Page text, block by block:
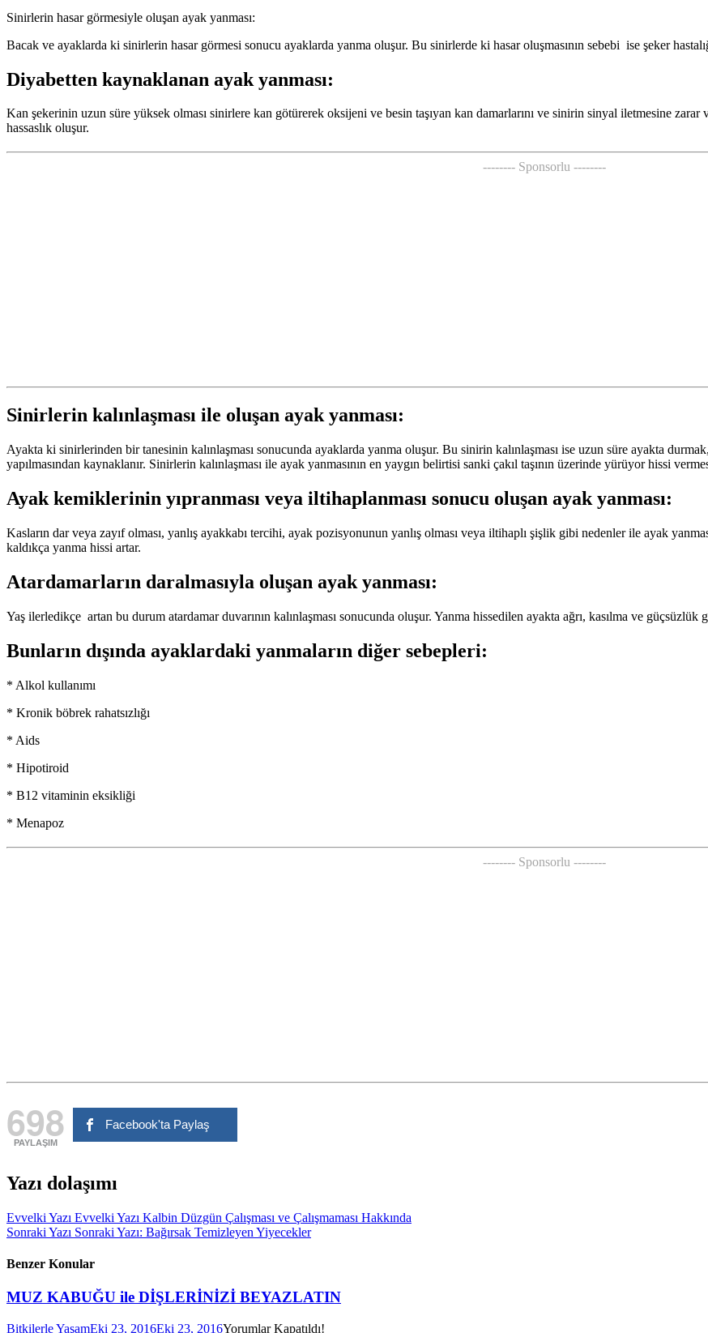
Sinirlerin hasar görmesiyle oluşan ayak yanması:
Bacak ve ayaklarda ki sinirlerin hasar görmesi sonucu ayaklarda yanma oluşur. Bu sinirlerde ki hasar oluşmasının sebebi ise şeker
Diyabetten kaynaklanan ayak yanması:
Kan şekerinin uzun süre yüksek olması sinirlere kan götürerek oksijeni ve besin taşıyan kan damarlarını ve sinirin sinyal iletmesine
hassaslık oluşur.
-------- Sponsorlu --------
Sinirlerin kalınlaşması ile oluşan ayak yanması:
Ayakta ki sinirlerinden bir tanesinin kalınlaşması sonucunda ayaklarda yanma oluşur. Bu sinirin kalınlaşması ise uzun süre ayakta
yapılmasından kaynaklanır. Sinirlerin kalınlaşması ile ayak yanmasının en yaygın belirtisi sanki çakıl taşının üzerinde yürüyor hissi
Ayak kemiklerinin yıpranması veya iltihaplanması sonucu oluşan ayak yanması:
Kasların dar veya zayıf olması, yanlış ayakkabı tercihi, ayak pozisyonunun yanlış olması veya iltihaplı şişlik gibi nedenler ile ayak
kaldıkça yanma hissi artar.
Atardamarların daralmasıyla oluşan ayak yanması:
Yaş ilerledikçe artan bu durum atardamar duvarının kalınlaşması sonucunda oluşur. Yanma hissedilen ayakta ağrı, kasılma ve
Bunların dışında ayaklardaki yanmaların diğer sebepleri:
* Alkol kullanımı
* Kronik böbrek rahatsızlığı
* Aids
* Hipotiroid
* B12 vitaminin eksikliği
* Menapoz
-------- Sponsorlu --------
698
PAYLAŞIM
Facebook'ta Paylaş
Yazı dolaşımı
Evvelki Yazı Evvelki Yazı Kalbin Düzgün Çalışması ve Çalışmaması Hakkında
Sonraki Yazı Sonraki Yazı: Bağırsak Temizleyen Yiyecekler
Benzer Konular
MUZ KABUĞU ile DİŞLERİNİZİ BEYAZLATIN
Bitkilerle YaşamEki 23, 2016Eki 23, 2016Yorumlar Kapatıldı!